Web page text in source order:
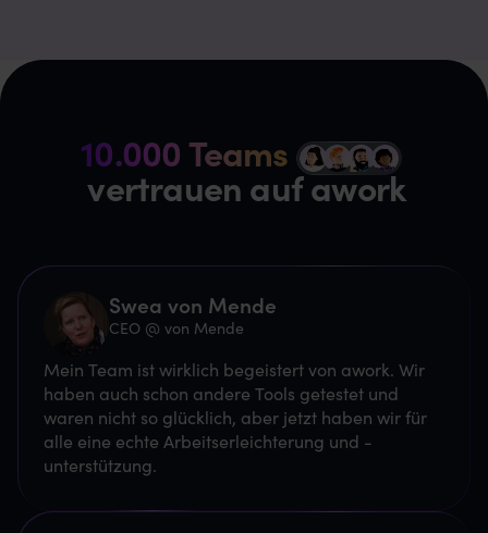
10.000 Teams z
vertrauen auf awork
Swea von Mende
CEO @ von Mende
Mein Team ist wirklich begeistert von awork. Wir
haben auch schon andere Tools getestet und
waren nicht so glücklich, aber jetzt haben wir für
alle eine echte Arbeitserleichterung und -
unterstützung.